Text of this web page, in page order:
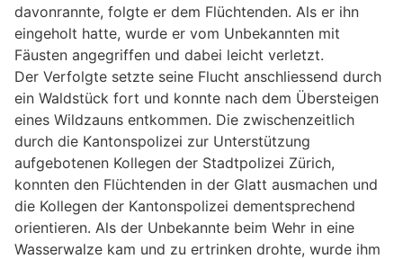
davonrannte, folgte er dem Flüchtenden. Als er ihn
eingeholt hatte, wurde er vom Unbekannten mit
Fäusten angegriffen und dabei leicht verletzt.
Der Verfolgte setzte seine Flucht anschliessend durch
ein Waldstück fort und konnte nach dem Übersteigen
eines Wildzauns entkommen. Die zwischenzeitlich
durch die Kantonspolizei zur Unterstützung
aufgebotenen Kollegen der Stadtpolizei Zürich,
konnten den Flüchtenden in der Glatt ausmachen und
die Kollegen der Kantonspolizei dementsprechend
orientieren. Als der Unbekannte beim Wehr in eine
Wasserwalze kam und zu ertrinken drohte, wurde ihm